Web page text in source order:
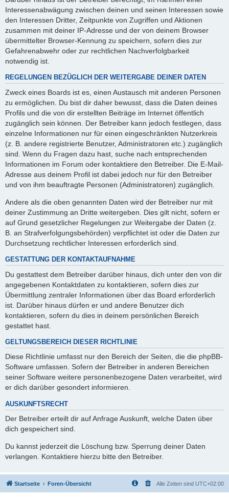
Interessenabwägung zwischen deinen und seinen Interessen sowie
den Interessen Dritter, Zeitpunkte von Zugriffen und Aktionen
zusammen mit deiner IP-Adresse und der von deinem Browser
übermittelter Browser-Kennung zu speichern, sofern dies zur
Gefahrenabwehr oder zur rechtlichen Nachverfolgbarkeit
notwendig ist.
REGELUNGEN BEZÜGLICH DER WEITERGABE DEINER DATEN
Zweck eines Boards ist es, einen Austausch mit anderen Personen
zu ermöglichen. Du bist dir daher bewusst, dass die Daten deines
Profils und die von dir erstellten Beiträge im Internet öffentlich
zugänglich sein können. Der Betreiber kann jedoch festlegen, dass
einzelne Informationen nur für einen eingeschränkten Nutzerkreis
(z. B. andere registrierte Benutzer, Administratoren etc.) zugänglich
sind. Wenn du Fragen dazu hast, suche nach entsprechenden
Informationen im Forum oder kontaktiere den Betreiber. Die E-Mail-
Adresse aus deinem Profil ist dabei jedoch nur für den Betreiber
und von ihm beauftragte Personen (Administratoren) zugänglich.
Andere als die oben genannten Daten wird der Betreiber nur mit
deiner Zustimmung an Dritte weitergeben. Dies gilt nicht, sofern er
auf Grund gesetzlicher Regelungen zur Weitergabe der Daten (z.
B. an Strafverfolgungsbehörden) verpflichtet ist oder die Daten zur
Durchsetzung rechtlicher Interessen erforderlich sind.
GESTATTUNG DER KONTAKTAUFNAHME
Du gestattest dem Betreiber darüber hinaus, dich unter den von dir
angegebenen Kontaktdaten zu kontaktieren, sofern dies zur
Übermittlung zentraler Informationen über das Board erforderlich
ist. Darüber hinaus dürfen er und andere Benutzer dich
kontaktieren, sofern du dies in deinem persönlichen Bereich
gestattet hast.
GELTUNGSBEREICH DIESER RICHTLINIE
Diese Richtlinie umfasst nur den Bereich der Seiten, die die phpBB-
Software umfassen. Sofern der Betreiber in anderen Bereichen
seiner Software weitere personenbezogene Daten verarbeitet, wird
er dich darüber gesondert informieren.
AUSKUNFTSRECHT
Der Betreiber erteilt dir auf Anfrage Auskunft, welche Daten über
dich gespeichert sind.
Du kannst jederzeit die Löschung bzw. Sperrung deiner Daten
verlangen. Kontaktiere hierzu bitte den Betreiber.
Startseite Foren-Übersicht Alle Zeiten sind UTC+02:00